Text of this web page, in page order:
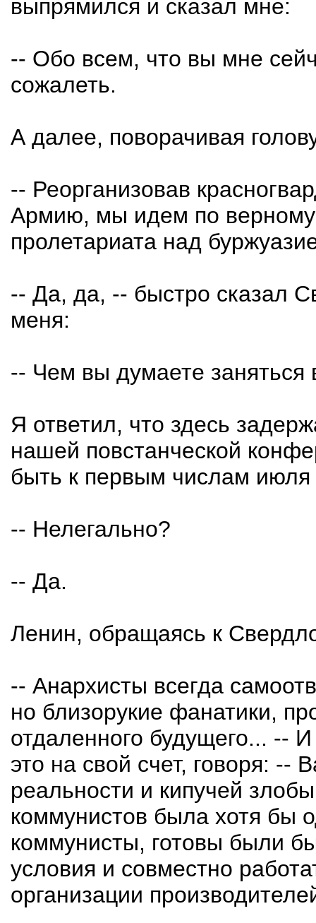
выпрямился и сказал мне:
-- Обо всем, что вы мне
сожалеть.
А далее, поворачивая
-- Реорганизовав
Армию, мы идем по верному
пролетариата над
-- Да, да, -- быстро сказал
меня:
-- Чем вы думаете заняться
Я ответил, что здесь
нашей повстанческой
быть к первым числам июля
-- Нелегально?
-- Да.
Ленин, обращаясь к
-- Анархисты всегда
но близорукие фанатики,
отдаленного будущего... --
это на свой счет, говоря: --
реальности и кипучей
коммунистов была хотя бы
коммунисты, готовы были
условия и совместно
организации